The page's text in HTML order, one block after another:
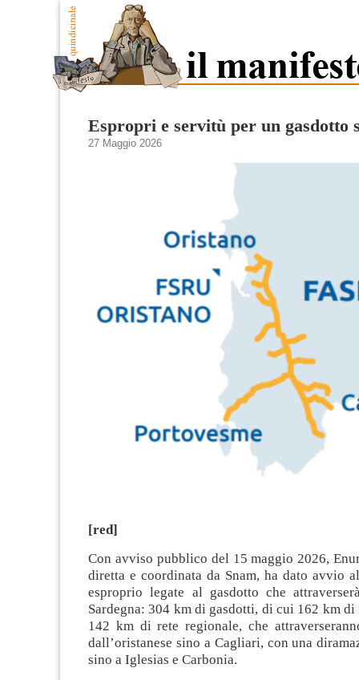
Espropri e servitù per un gasdotto
27 Maggio 2026
[red]
Con avviso pubblico del 15 maggio 2026,
diretta e coordinata da Snam, ha dato avvio
esproprio legate al gasdotto che
Sardegna: 304 km di gasdotti, di cui 162 km di
142 km di rete regionale, che
dall’oristanese sino a Cagliari, con una
sino a Iglesias e Carbonia.